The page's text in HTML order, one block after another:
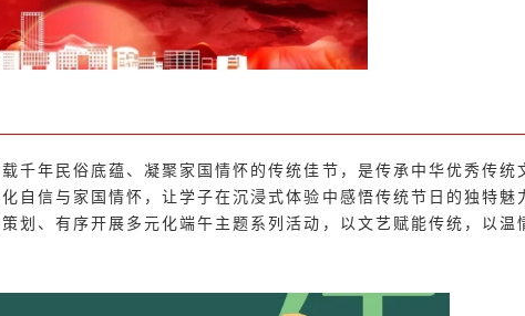
千年民俗底蕴、凝聚家国情怀的传统佳节，是传承中华优秀传统
自信与家国情怀，让学子在沉浸式体验中感悟传统节日的独特魅
划、有序开展多元化端午主题系列活动，以文艺赋能传统，以温